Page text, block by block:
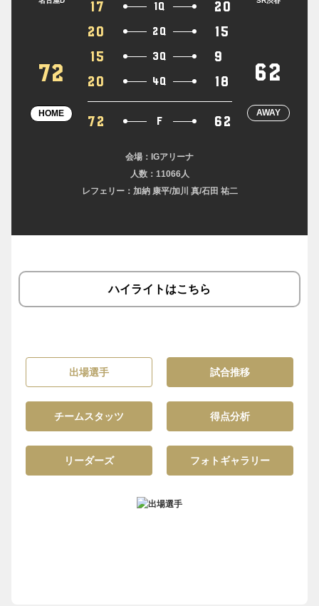
72
HOME
17 1Q
20
20
2Q
15
15
3Q
9
20
4Q 18
72 F 62
62
AWAY
会場：IGアリーナ
人数：11066人
レフェリー：加納 康平/加川 真/石田 祐二
ハイライトはこちら
出場選手 試合推移
チームスタッツ 得点分析
リーダーズ フォトギャラリー